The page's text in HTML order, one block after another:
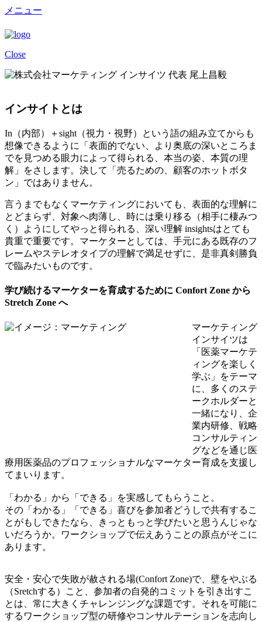
メニュー
Close
インサイトとは
In（内部）＋sight（視力・視野）という語の組み立てからも
想像できるように「表面的でない、より奥底の深いところま
でを見つめる眼力によって得られる、本当の姿、本質の理
解」をさします。決して「売るための、顧客のホットボタ
ン」ではありません。
言うまでもなくマーケティングにおいても、表面的な理解に
とどまらず、対象へ肉薄し、時には乗り移る（相手に棲みつ
く）ようにしてやっと得られる、深い理解 insightsはとても
貴重で重要です。マーケターとしては、手元にある既存のフ
レームやステレオタイプの理解で満足せずに、是非真剣勝負
で臨みたいものです。
学び続けるマーケターを育成するために Confort Zone から
Stretch Zone へ
マーケティング
インサイツは
「医薬マーケテ
ィングを楽しく
学ぶ」をテーマ
に、多くのステ
ークホルダーと
一緒になり、企
業内研修、戦略
コンサルティン
グなどを通じ医
療用医薬品のプロフェッショナルなマーケター育成を支援し
てまいります。
「わかる」から「できる」を実感してもらうこと。
その「わかる」「できる」喜びを参加者どうしで共有するこ
とがもしできたなら、きっともっと学びたいと思うんじゃな
いだろうか。ワークショップで伝えあうことの原点がそこに
あります。
安全・安心で失敗が赦される場(Confort Zone)で、壁をやぶる
（Sretchする）こと、参加者の自発的コミットを引き出すこ
とは、常に大きくチャレンジングな課題です。それを可能に
するワークショップ型の研修やコンサルテーションを志向し